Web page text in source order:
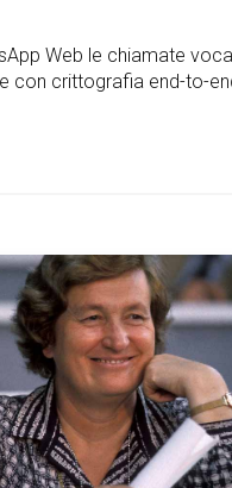
Web le chiamate
con crittografia end-to-